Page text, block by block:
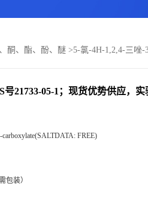
酮、酯、酚、醚 >5-氯-4H-1,2,4-三唑-
号21733-05-1；现货优势供应，
FREE)
包装）